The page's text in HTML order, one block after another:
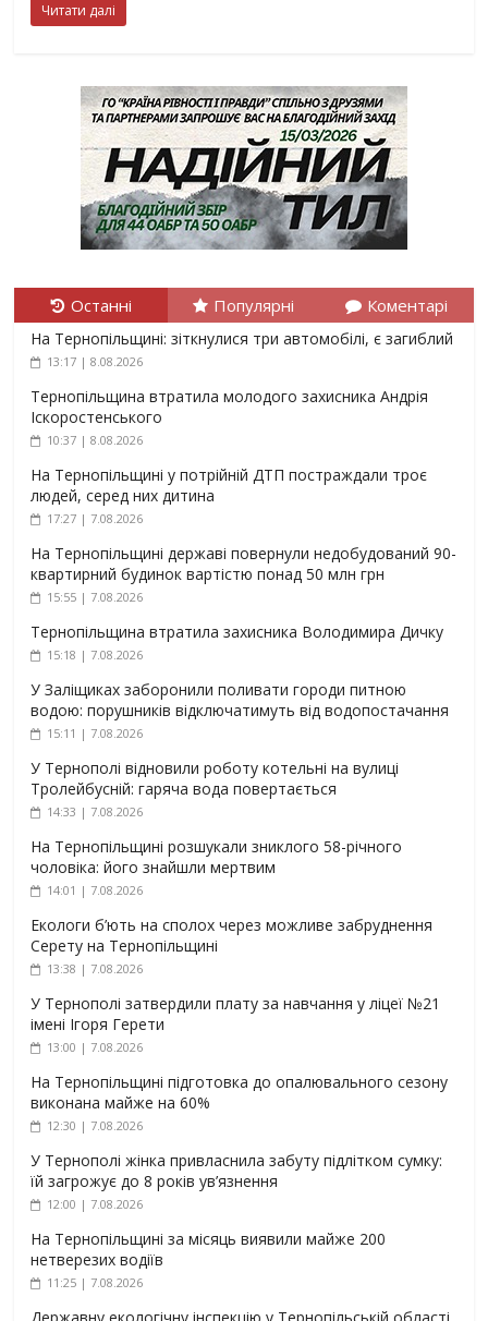
Читати далі
Останні Популярні Коментарі
На Тернопільщині: зіткнулися три автомобілі, є загиблий
13:17 | 8.08.2026
Тернопільщина втратила молодого захисника Андрія
Іскоростенського
10:37 | 8.08.2026
На Тернопільщині у потрійній ДТП постраждали троє
людей, серед них дитина
17:27 | 7.08.2026
На Тернопільщині державі повернули недобудований 90-
квартирний будинок вартістю понад 50 млн грн
15:55 | 7.08.2026
Тернопільщина втратила захисника Володимира Дичку
15:18 | 7.08.2026
У Заліщиках заборонили поливати городи питною
водою: порушників відключатимуть від водопостачання
15:11 | 7.08.2026
У Тернополі відновили роботу котельні на вулиці
Тролейбусній: гаряча вода повертається
14:33 | 7.08.2026
На Тернопільщині розшукали зниклого 58-річного
чоловіка: його знайшли мертвим
14:01 | 7.08.2026
Екологи б’ють на сполох через можливе забруднення
Серету на Тернопільщині
13:38 | 7.08.2026
У Тернополі затвердили плату за навчання у ліцеї №21
імені Ігоря Герети
13:00 | 7.08.2026
На Тернопільщині підготовка до опалювального сезону
виконана майже на 60%
12:30 | 7.08.2026
У Тернополі жінка привласнила забуту підлітком сумку:
їй загрожує до 8 років ув’язнення
12:00 | 7.08.2026
На Тернопільщині за місяць виявили майже 200
нетверезих водіїв
11:25 | 7.08.2026